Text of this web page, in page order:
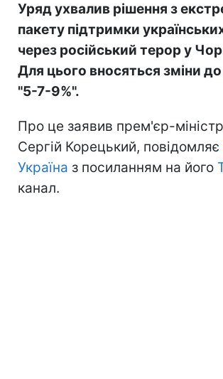
Уряд ухвалив рішення з
пакету підтримки
через російський терор у
Для цього вносяться зміни
"5-7-9%".
Про це заявив прем'єр-
Сергій Корецький, повідомляє
Україна з посиланням на його
канал.